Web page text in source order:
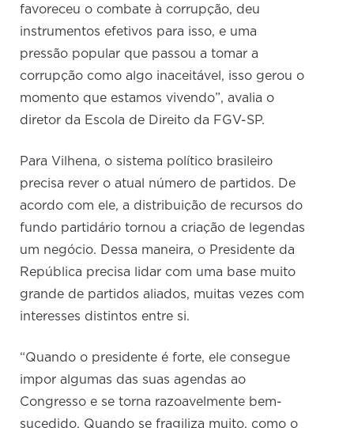
favoreceu o combate à corrupção, deu
instrumentos efetivos para isso, e uma
pressão popular que passou a tomar a
corrupção como algo inaceitável, isso gerou o
momento que estamos vivendo”, avalia o
diretor da Escola de Direito da FGV-SP.
Para Vilhena, o sistema político brasileiro
precisa rever o atual número de partidos. De
acordo com ele, a distribuição de recursos do
fundo partidário tornou a criação de legendas
um negócio. Dessa maneira, o Presidente da
República precisa lidar com uma base muito
grande de partidos aliados, muitas vezes com
interesses distintos entre si.
“Quando o presidente é forte, ele consegue
impor algumas das suas agendas ao
Congresso e se torna razoavelmente bem-
sucedido. Quando se fragiliza muito, como o